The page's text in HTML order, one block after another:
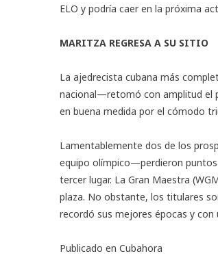
ELO y podría caer en la próxima
MARITZA REGRESA A SU SITIO
La ajedrecista cubana más
nacional—retomó con amplitud el
en buena medida por el cómodo
Lamentablemente dos de los
equipo olímpico—perdieron puntos
tercer lugar. La Gran Maestra
plaza. No obstante, los titulares
recordó sus mejores épocas y con
Publicado en Cubahora